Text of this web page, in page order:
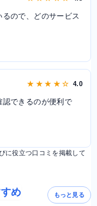
ので、どのサービス
★ ★ ★ ★ ☆ 4.0
できるのが便利で
に役立つ口コミを掲載して
め もっと見る